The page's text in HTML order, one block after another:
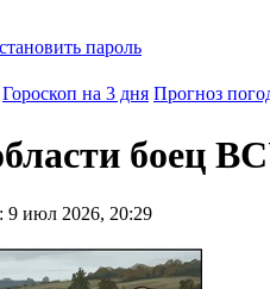
пароль
Гороскоп на 3 дня Прогноз
боец
9 июл 2026, 20:29